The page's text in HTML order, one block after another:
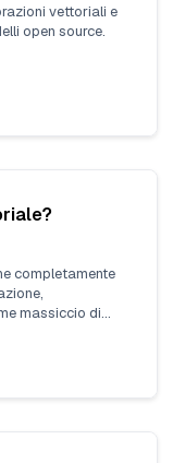
vettoriali e
open source.
completamente
massiccio di
automatico.